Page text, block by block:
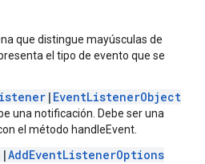
que distingue mayúsculas de
el tipo de evento que se
| EventListenerObject
una notificación. Debe ser una
el método handleEvent.
AddEventListenerOptions